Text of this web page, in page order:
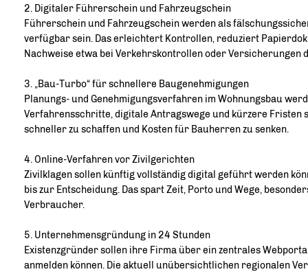
2. Digitaler Führerschein und Fahrzeugschein
Führerschein und Fahrzeugschein werden als
verfügbar sein. Das erleichtert Kontrollen, reduziert
Nachweise etwa bei Verkehrskontrollen oder Versicherungen
3. „Bau-Turbo“ für schnellere Baugenehmigungen
Planungs- und Genehmigungsverfahren im Wohnungsbau
Verfahrensschritte, digitale Antragswege und kürzere Fristen
schneller zu schaffen und Kosten für Bauherren zu senken.
4. Online-Verfahren vor Zivilgerichten
Zivilklagen sollen künftig vollständig digital geführt werden
bis zur Entscheidung. Das spart Zeit, Porto und Wege,
Verbraucher.
5. Unternehmensgründung in 24 Stunden
Existenzgründer sollen ihre Firma über ein zentrales
anmelden können. Die aktuell unübersichtlichen regionalen